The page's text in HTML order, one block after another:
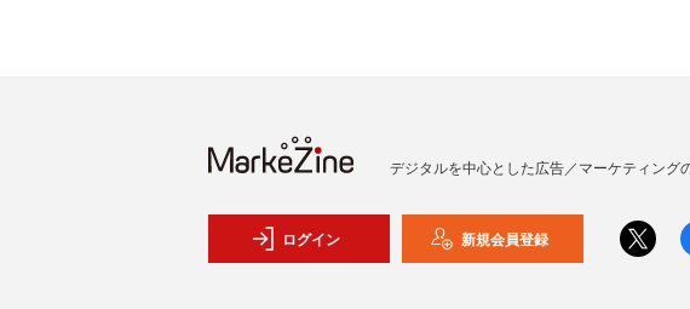
デジタルを中心とした広告／マーケティング
ログイン 新規会員登録